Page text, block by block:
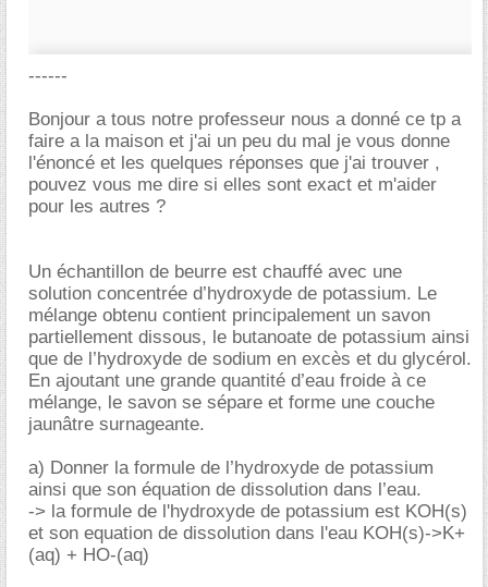
------
Bonjour a tous notre professeur nous a donné ce tp a
faire a la maison et j'ai un peu du mal je vous donne
l'énoncé et les quelques réponses que j'ai trouver ,
pouvez vous me dire si elles sont exact et m'aider
pour les autres ?
Un échantillon de beurre est chauffé avec une
solution concentrée d’hydroxyde de potassium. Le
mélange obtenu contient principalement un savon
partiellement dissous, le butanoate de potassium ainsi
que de l’hydroxyde de sodium en excès et du glycérol.
En ajoutant une grande quantité d’eau froide à ce
mélange, le savon se sépare et forme une couche
jaunâtre surnageante.
a) Donner la formule de l’hydroxyde de potassium
ainsi que son équation de dissolution dans l’eau.
-> la formule de l'hydroxyde de potassium est KOH(s)
et son equation de dissolution dans l'eau KOH(s)->K+
(aq) + HO-(aq)